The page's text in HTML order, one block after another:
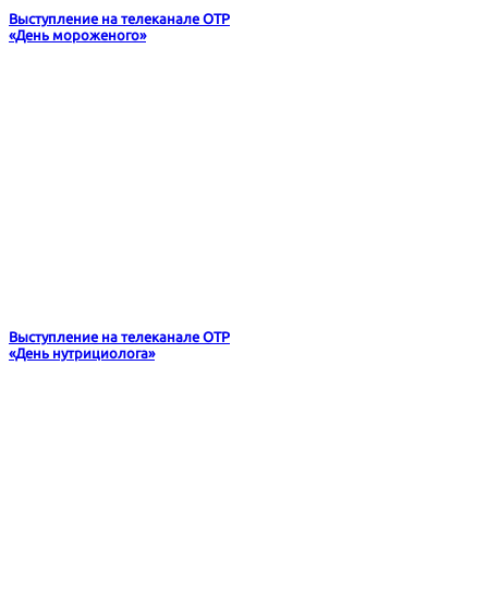
Выступление на телеканале ОТР
«День мороженого»
Выступление на телеканале ОТР
«День нутрициолога»